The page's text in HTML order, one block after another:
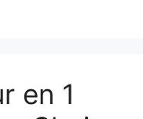
en 1